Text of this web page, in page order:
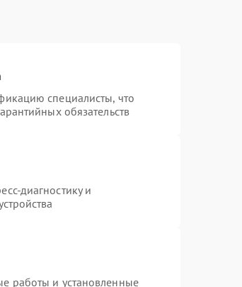
специалисты, что
обязательств
диагностику и
работы и установленные